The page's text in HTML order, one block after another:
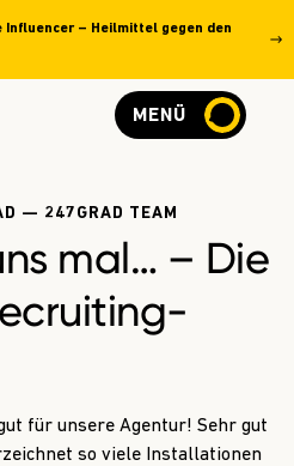
– Heilmittel gegen den
MENÜ
— 247GRAD TEAM
mal… – Die
für unsere Agentur! Sehr gut
so viele Installationen